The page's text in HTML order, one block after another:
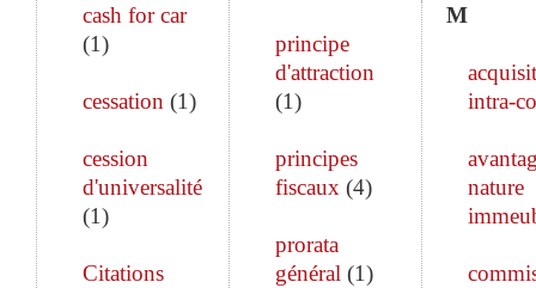
cash for car
(1)
cessation (1)
cession
d'universalité
(1)
Citations
principe
d'attraction
(1)
principes
fiscaux (4)
prorata
général (1)
M
intra-
nature